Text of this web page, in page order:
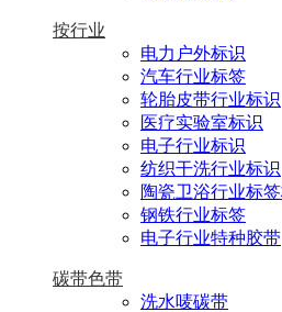
按行业
电力户外标识
汽车行业标签
轮胎皮带行业标识
医疗实验室标识
电子行业标识
纺织干洗行业标识
陶瓷卫浴行业标
钢铁行业标签
电子行业特种胶带
碳带色带
洗水唛碳带